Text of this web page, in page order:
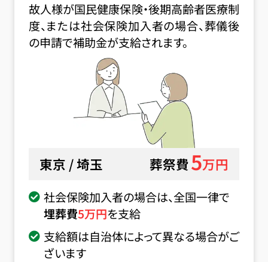
故人様が国民健康保険・後期高齢者医療制
度、または社会保険加入者の場合、葬儀後
の申請で補助金が支給されます。
東京 / 埼玉 葬祭費5万円
社会保険加入者の場合は、全国一律で
埋葬費5万円を支給
支給額は自治体によって異なる場合がご
ざいます